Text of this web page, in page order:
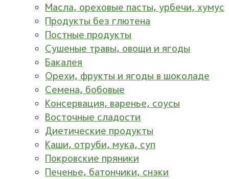
Масла, ореховые пасты, урбечи, хумус
Продукты без глютена
Постные продукты
Сушеные травы, овощи и ягоды
Бакалея
Орехи, фрукты и ягоды в шоколаде
Семена, бобовые
Консервация, варенье, соусы
Восточные сладости
Диетические продукты
Каши, отруби, мука, суп
Покровские пряники
Печенье, батончики, снэки